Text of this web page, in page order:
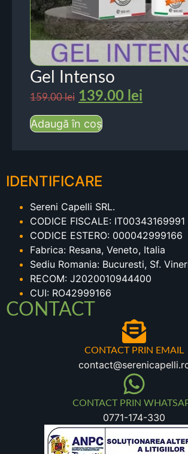
Gel Intenso
159.00lei 139.00 lei
Adaugă în coș
IDENTIFICARE
Sereni Capelli SRL.
CODICE FISCALE: IT00343169991
CODICE ESTERO: 000042999166
Fabrica: Resana, Veneto, Italia
Sediu Romania: Bucuresti, Sf.
RECOM: J2020010944400
CUI: RO42999166
CONTACT
CONTACT PRIN EMAIL
CONTACT PRIN
0771-174-330